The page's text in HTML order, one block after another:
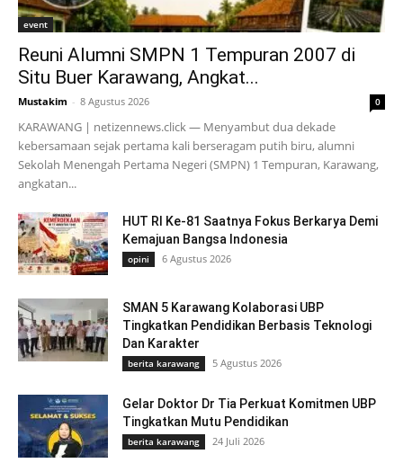
event
Reuni Alumni SMPN 1 Tempuran 2007 di
Situ Buer Karawang, Angkat...
Mustakim - 8 Agustus 2026 0
KARAWANG | netizennews.click — Menyambut dua dekade
kebersamaan sejak pertama kali berseragam putih biru, alumni
Sekolah Menengah Pertama Negeri (SMPN) 1 Tempuran, Karawang,
angkatan...
HUT RI Ke-81 Saatnya Fokus Berkarya Demi
Kemajuan Bangsa Indonesia
opini 6 Agustus 2026
SMAN 5 Karawang Kolaborasi UBP
Tingkatkan Pendidikan Berbasis Teknologi
Dan Karakter
berita karawang 5 Agustus 2026
Gelar Doktor Dr Tia Perkuat Komitmen UBP
Tingkatkan Mutu Pendidikan
berita karawang 24 Juli 2026